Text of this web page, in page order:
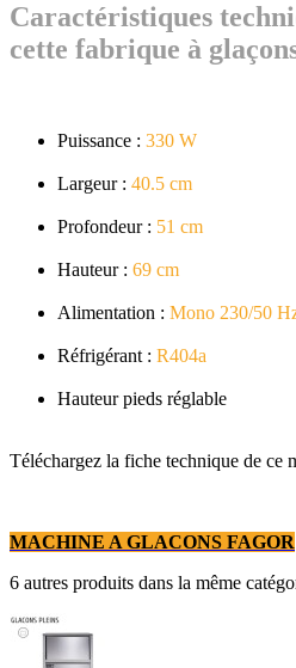
Caractéristiques
cette fabrique à
Puissance : 330 W
Largeur : 40.5 cm
Profondeur : 51 cm
Hauteur : 69 cm
Alimentation : Mono 230/50
Réfrigérant : R404a
Hauteur pieds réglable
Téléchargez la fiche technique de ce
MACHINE A GLACONS FAGOR
6 autres produits dans la même